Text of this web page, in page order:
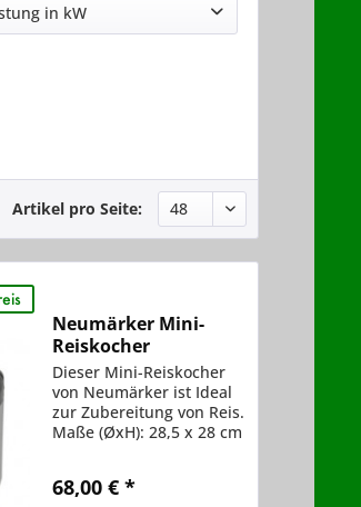
Elektro
Gas
in kW
2,65
5,6
Artikel pro Seite:
Neumärker Mini-
Reiskocher
Dieser Mini-Reiskocher
von Neumärker ist Ideal
zur Zubereitung von Reis.
Maße (ØxH): 28,5 x 28 cm
Produktdetails: Gehäuse
68,00 € *